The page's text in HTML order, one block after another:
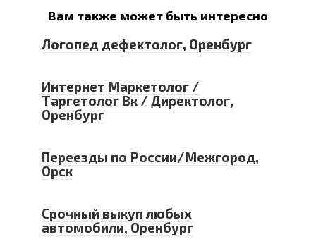
Вам также может быть интересно
Логопед дефектолог, Оренбург
Интернет Маркетолог /
Таргетолог Вк / Директолог,
Оренбург
Переезды по России/Межгород,
Орск
Срочный выкуп любых
автомобили, Оренбург